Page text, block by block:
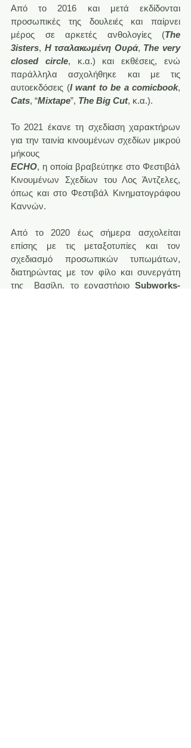
Από το 2016 και μετά εκδίδονται
προσωπικές της δουλειές και παίρνει
μέρος σε αρκετές ανθολογίες (The
3isters, Η τσαλακωμένη Ουρά, The very
closed circle, κ.α.) και εκθέσεις, ενώ
παράλληλα ασχολήθηκε και με τις
αυτοεκδόσεις (I want to be a comicbook
Cats, “Mixtape”, The Big Cut, κ.α.).
Το 2021 έκανε τη σχεδίαση χαρακτήρων
για την ταινία κινουμένων σχεδίων μικρού
μήκους
ECHO, η οποία βραβεύτηκε στο Φεστιβάλ
Κινουμένων Σχεδίων του Λος Άντζελες,
όπως και στο Φεστιβάλ Κινηματογράφου
Καννών.
Από το 2020 έως σήμερα ασχολείται
επίσης με τις μεταξοτυπίες και τον
σχεδιασμό προσωπικών τυπωμάτων,
διατηρώντας με τον φίλο και συνεργάτη
της  Βασίλη, το εργαστήριο Subworks-